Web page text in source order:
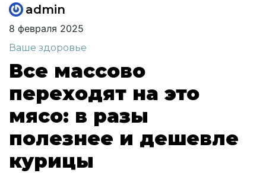
admin
8 февраля 2025
Ваше здоровье
Все массово
переходят на это
мясо: в разы
полезнее и дешевле
курицы